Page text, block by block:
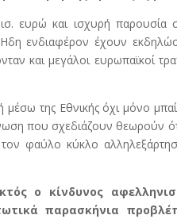
ευρώ και ισχυρή παρουσία
ενδιαφέρον έχουν
και μεγάλοι ευρωπαϊκοί
μέσω της Εθνικής όχι μόνο
που σχεδιάζουν θεωρούν
φαύλο κύκλο
ο κίνδυνος
παρασκήνια